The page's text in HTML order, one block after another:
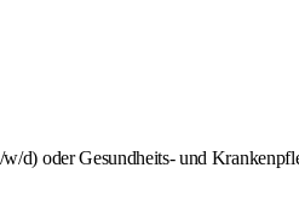
d) oder Gesundheits- und